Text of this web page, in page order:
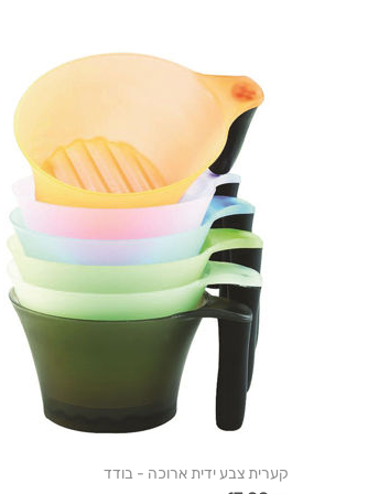
קערית צבע ידית ארוכה - בודד